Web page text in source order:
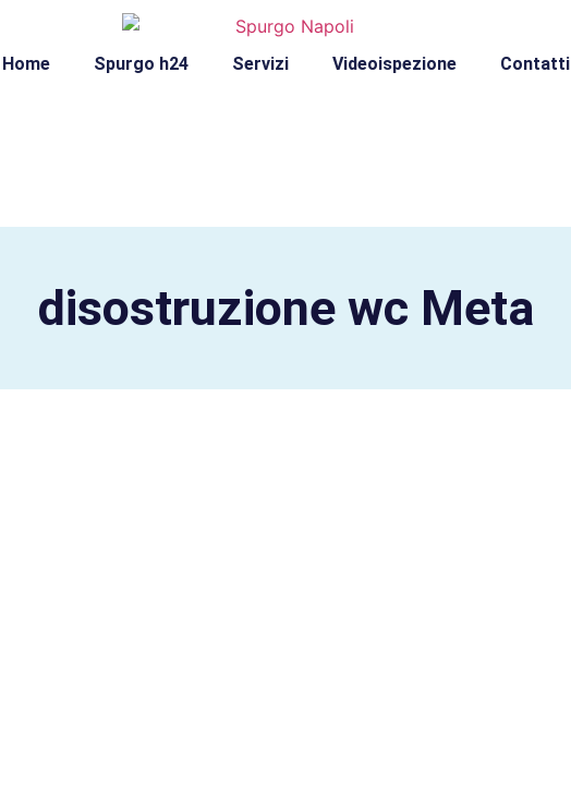
Home Spurgo h24 Servizi Videoispezione Contatti
disostruzione wc Meta